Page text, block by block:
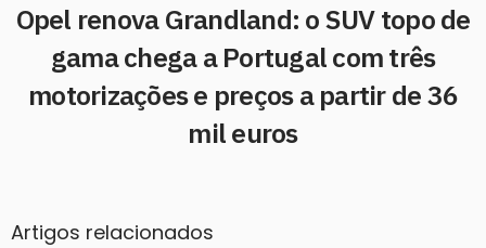
Opel renova Grandland: o SUV topo de
gama chega a Portugal com três
motorizações e preços a partir de 36
mil euros
Artigos relacionados